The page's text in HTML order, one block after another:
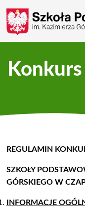
REGULAMIN
SZKOŁY
GÓRSKIEGO W
INFORMACJE